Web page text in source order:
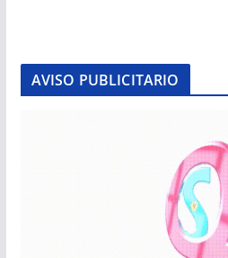
AVISO PUBLICITARIO